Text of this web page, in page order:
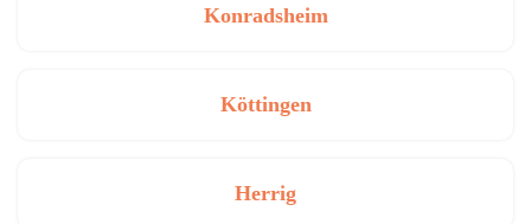
Konradsheim
Köttingen
Herrig